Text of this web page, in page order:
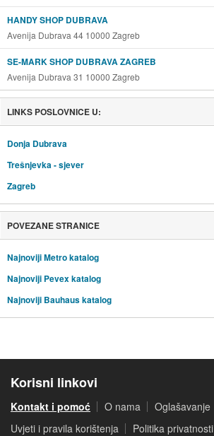
HANDY SHOP DUBRAVA
Avenija Dubrava 44 10000 Zagreb
SE-MARK SHOP DUBRAVA ZAGREB
Avenija Dubrava 31 10000 Zagreb
LINKS POSLOVNICE U:
Donja Dubrava
Trešnjevka - sjever
Zagreb
POVEZANE STRANICE
Najnoviji Metro katalog
Najnoviji Pevex katalog
Najnoviji Bauhaus katalog
Korisni linkovi
Kontakt i pomoć O nama
Oglašavanje
Uvjeti i pravila korištenja
Politika privatnosti